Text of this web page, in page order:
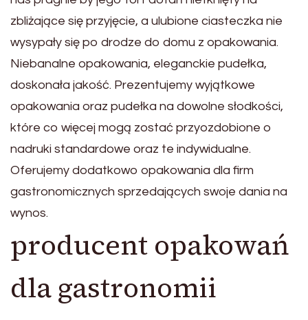
zbliżające się przyjęcie, a ulubione ciasteczka nie
wysypały się po drodze do domu z opakowania.
Niebanalne opakowania, eleganckie pudełka,
doskonała jakość. Prezentujemy wyjątkowe
opakowania oraz pudełka na dowolne słodkości,
które co więcej mogą zostać przyozdobione o
nadruki standardowe oraz te indywidualne.
Oferujemy dodatkowo opakowania dla firm
gastronomicznych sprzedających swoje dania na
wynos.
producent opakowań
dla gastronomii